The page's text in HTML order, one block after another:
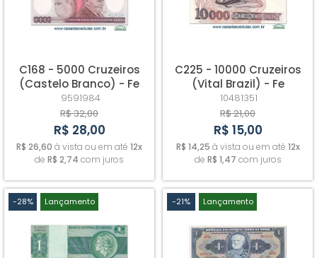
C168 - 5000 Cruzeiros
(Castelo Branco) - Fe
9591984
R$ 32,00
R$ 28,00
R$ 26,60 à vista ou em até 12x
de R$ 2,74 com juros
C225 - 10000 Cruzeiros
(Vital Brazil) - Fe
10481351
R$ 21,00
R$ 15,00
R$ 14,25 à vista ou em até 12x
de R$ 1,47 com juros
-28% Lançamento -21% Lançamento